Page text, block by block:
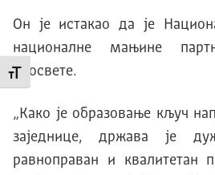
Промени величину слова
Он је истакао да је
националне мањине
просвете.
„Како је образовање кључ
заједнице, држава је
равноправан и квалитетан